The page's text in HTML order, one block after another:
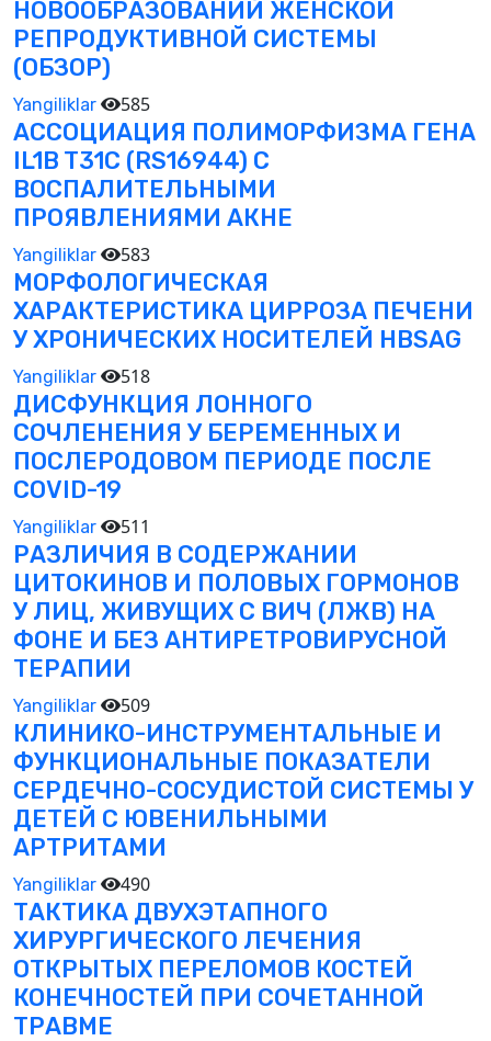
НОВООБРАЗОВАНИЙ ЖЕНСКОЙ
РЕПРОДУКТИВНОЙ СИСТЕМЫ
(ОБЗОР)
Yangiliklar 585
АССОЦИАЦИЯ ПОЛИМОРФИЗМА ГЕНА
IL1B T31C (RS16944) С
ВОСПАЛИТЕЛЬНЫМИ
ПРОЯВЛЕНИЯМИ АКНЕ
Yangiliklar 583
МОРФОЛОГИЧЕСКАЯ
ХАРАКТЕРИСТИКА ЦИРРОЗА ПЕЧЕНИ
У ХРОНИЧЕСКИХ НОСИТЕЛЕЙ HBSAG
Yangiliklar 518
ДИСФУНКЦИЯ ЛОННОГО
СОЧЛЕНЕНИЯ У БЕРЕМЕННЫХ И
ПОСЛЕРОДОВОМ ПЕРИОДЕ ПОСЛЕ
COVID-19
Yangiliklar 511
РАЗЛИЧИЯ В СОДЕРЖАНИИ
ЦИТОКИНОВ И ПОЛОВЫХ ГОРМОНОВ
У ЛИЦ, ЖИВУЩИХ С ВИЧ (ЛЖВ) НА
ФОНЕ И БЕЗ АНТИРЕТРОВИРУСНОЙ
ТЕРАПИИ
Yangiliklar 509
КЛИНИКО-ИНСТРУМЕНТАЛЬНЫЕ И
ФУНКЦИОНАЛЬНЫЕ ПОКАЗАТЕЛИ
СЕРДЕЧНО-СОСУДИСТОЙ СИСТЕМЫ У
ДЕТЕЙ С ЮВЕНИЛЬНЫМИ
АРТРИТАМИ
Yangiliklar 490
ТАКТИКА ДВУХЭТАПНОГО
ХИРУРГИЧЕСКОГО ЛЕЧЕНИЯ
ОТКРЫТЫХ ПЕРЕЛОМОВ КОСТЕЙ
КОНЕЧНОСТЕЙ ПРИ СОЧЕТАННОЙ
ТРАВМЕ